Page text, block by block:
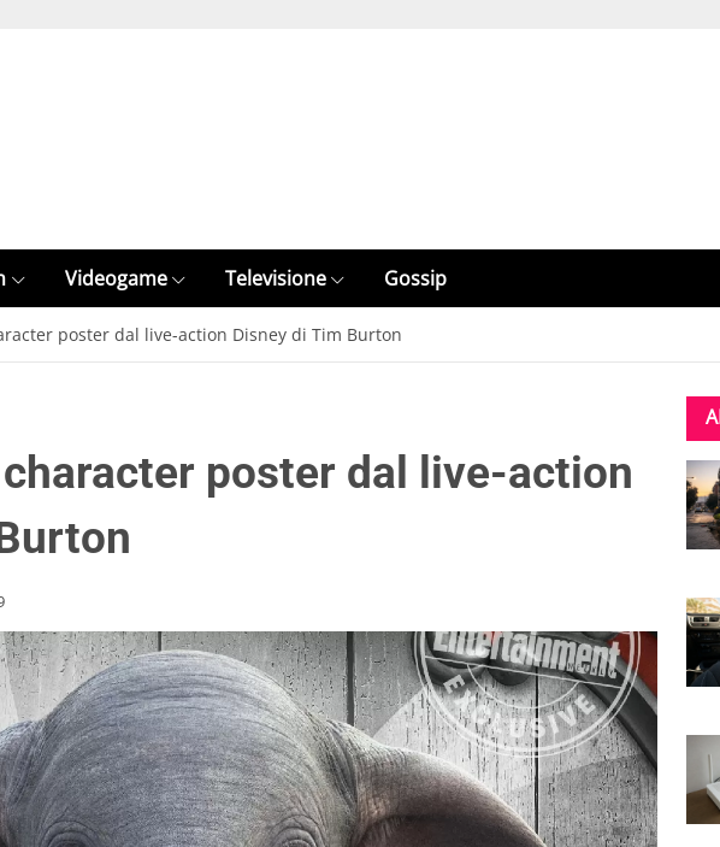
Videogame Televisione Gossip
poster dal live-action Disney di Tim Burton
poster dal live-action